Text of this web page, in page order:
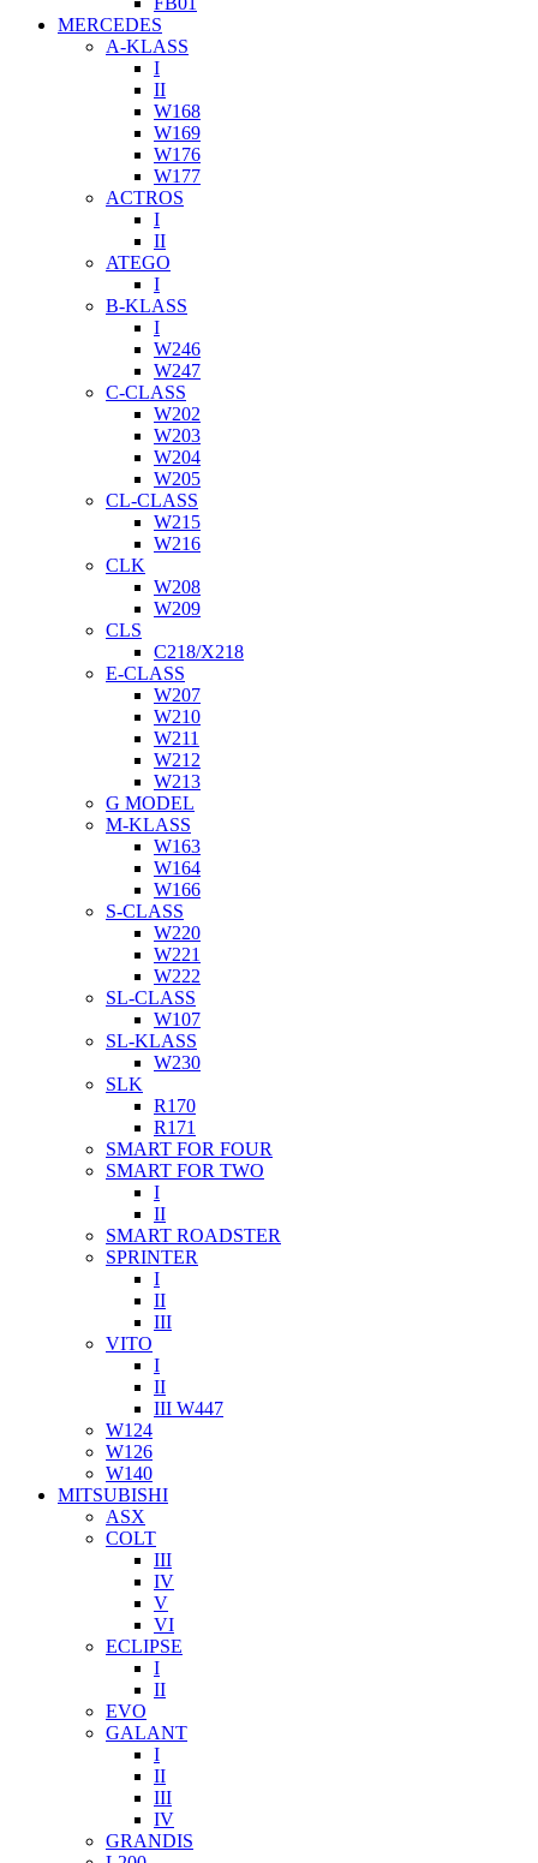
MERCEDES
A-KLASS
I
II
W168
W169
W176
W177
ACTROS
I
II
ATEGO
I
B-KLASS
I
W246
W247
C-CLASS
W202
W203
W204
W205
CL-CLASS
W215
W216
CLK
W208
W209
CLS
C218/X218
E-CLASS
W207
W210
W211
W212
W213
G MODEL
M-KLASS
W163
W164
W166
S-CLASS
W220
W221
W222
SL-CLASS
W107
SL-KLASS
W230
SLK
R170
R171
SMART FOR FOUR
SMART FOR TWO
I
II
SMART ROADSTER
SPRINTER
I
II
III
VITO
I
II
III W447
W124
W126
W140
MITSUBISHI
ASX
COLT
III
IV
V
VI
ECLIPSE
I
II
EVO
GALANT
I
II
III
IV
GRANDIS